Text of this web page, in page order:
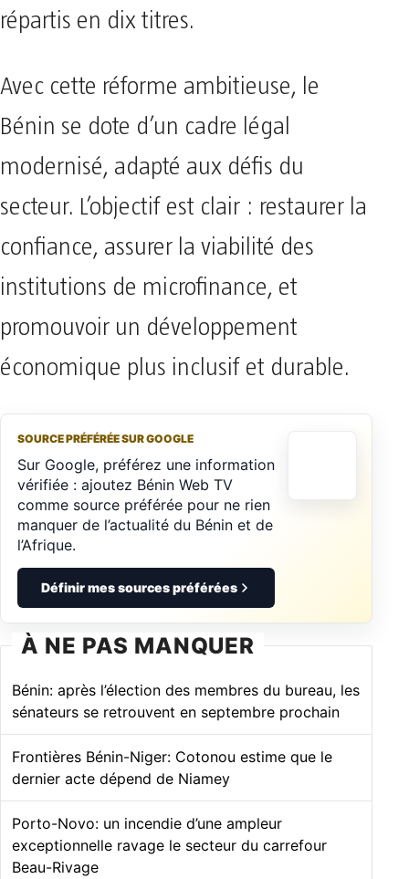
répartis en dix titres.
Avec cette réforme ambitieuse, le
Bénin se dote d’un cadre légal
modernisé, adapté aux défis du
secteur. L’objectif est clair : restaurer la
confiance, assurer la viabilité des
institutions de microfinance, et
promouvoir un développement
économique plus inclusif et durable.
SOURCE PRÉFÉRÉE SUR GOOGLE
Sur Google, préférez une information
vérifiée : ajoutez Bénin Web TV
comme source préférée pour ne rien
manquer de l’actualité du Bénin et de
l’Afrique.
Définir mes sources préférées
À NE PAS MANQUER
Bénin: après l’élection des membres du bureau, les
sénateurs se retrouvent en septembre prochain
Frontières Bénin-Niger: Cotonou estime que le
dernier acte dépend de Niamey
Porto-Novo: un incendie d’une ampleur
exceptionnelle ravage le secteur du carrefour
Beau-Rivage